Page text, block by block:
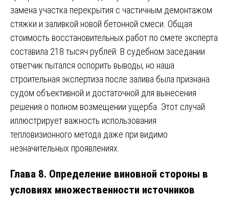
замена участка перекрытия с частичным демонтажом
стяжки и заливкой новой бетонной смеси. Общая
стоимость восстановительных работ по смете эксперта
составила 218 тысяч рублей. В судебном заседании
ответчик пытался оспорить выводы, но наша
строительная экспертиза после залива была признана
судом объективной и достаточной для вынесения
решения о полном возмещении ущерба. Этот случай
иллюстрирует важность использования
тепловизионного метода даже при видимо
незначительных проявлениях.
Глава 8. Определение виновной стороны в
условиях множественности источников